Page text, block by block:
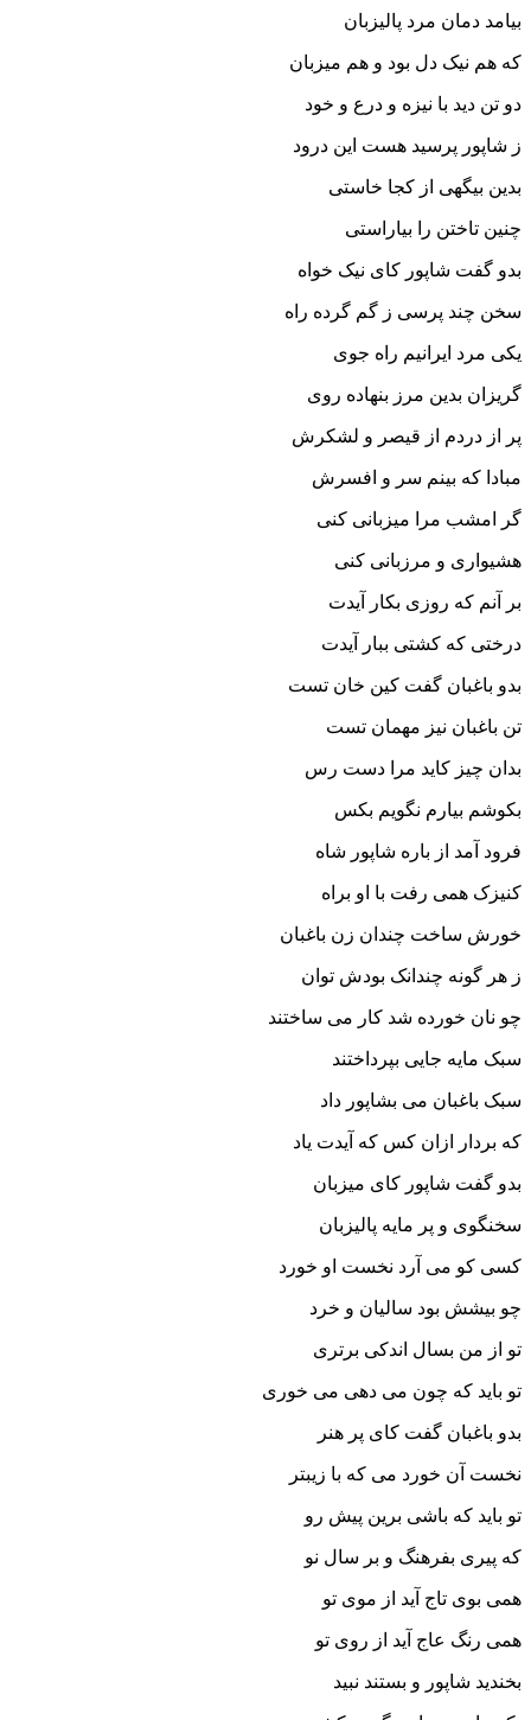
بیامد دمان مرد پالیزبان
که هم نیک دل بود و هم میزبان‏
دو تن دید با نیزه و درع و خود
ز شاپور پرسید هست این درود
بدین بیگهى از کجا خاستى
چنین تاختن را بیاراستى‏
بدو گفت شاپور کاى نیک خواه
سخن چند پرسى ز گم گرده راه‏
یکى مرد ایرانیم راه جوى
گریزان بدین مرز بنهاده روى‏
پر از دردم از قیصر و لشکرش
مبادا که بینم سر و افسرش‏
گر امشب مرا میزبانى کنى
هشیوارى و مرزبانى کنى‏
بر آنم که روزى بکار آیدت
درختى که کشتى ببار آیدت‏
بدو باغبان گفت کین خان تست
تن باغبان نیز مهمان تست‏
بدان چیز کاید مرا دست رس
بکوشم بیارم نگویم بکس‏
فرود آمد از باره شاپور شاه
کنیزک همى رفت با او براه‏
خورش ساخت چندان زن باغبان
ز هر گونه چندانک بودش توان‏
چو نان خورده شد کار مى ساختند
سبک مایه جایى بپرداختند
سبک باغبان مى بشاپور داد
که بردار ازان کس که آیدت یاد
بدو گفت شاپور کاى میزبان
سخن‏گوى و پر مایه پالیزبان‏
کسى کو مى آرد نخست او خورد
چو بیشش بود سالیان و خرد
تو از من بسال اندکى برترى
تو باید که چون مى دهى مى خورى‏
بدو باغبان گفت کاى پر هنر
نخست آن خورد مى که با زیب‏تر
تو باید که باشى برین پیش رو
که پیرى بفرهنگ و بر سال نو
همى بوى تاج آید از موى تو
همى رنگ عاج آید از روى تو
بخندید شاپور و بستند نبید